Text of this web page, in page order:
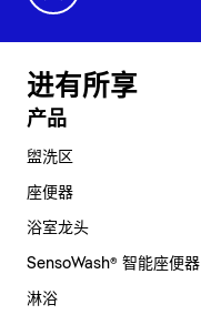
进有所享
产品
盥洗区
座便器
浴室龙头
SensoWash® 智能座便器
淋浴